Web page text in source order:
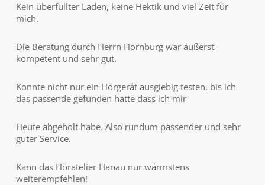
Kein überfüllter Laden, keine Hektik und viel Zeit für
mich.
Die Beratung durch Herrn Hornburg war äußerst
kompetent und sehr gut.
Konnte nicht nur ein Hörgerät ausgiebig testen, bis ich
das passende gefunden hatte dass ich mir
Heute abgeholt habe. Also rundum passender und sehr
guter Service.
Kann das Höratelier Hanau nur wärmstens
weiterempfehlen!